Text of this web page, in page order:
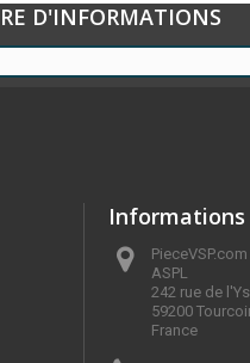
D'INFORMATIONS
PieceVSP.com
ASPL
242 rue de
59200
France